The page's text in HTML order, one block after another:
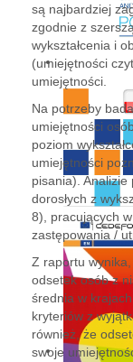
są najbardziej
zgodnie z
wykształcenia i
(umiejętności
umiejętności.
Na potrzeby
umiejętności
poziom
umiejętności
pisania).
dorosłych z
8), pracujących
zastępowania /
Z raportu
odsetek osób z
średnia w
kryteriów z
również, że
swoje